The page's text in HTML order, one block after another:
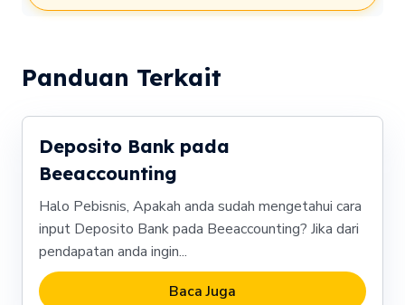
Panduan Terkait
Deposito Bank pada
Beeaccounting
Halo Pebisnis, Apakah anda sudah mengetahui cara
input Deposito Bank pada Beeaccounting? Jika dari
pendapatan anda ingin...
Baca Juga